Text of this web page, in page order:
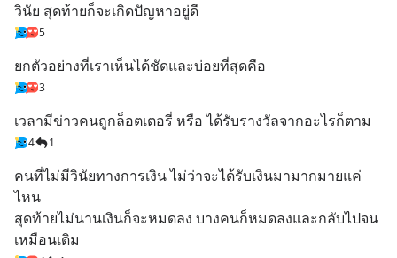
วินัย สุดท้ายก็จะเกิดปัญหาอยู่ดี
5
ยกตัวอย่างที่เราเห็นได้ชัดและบ่อยที่สุดคือ
3
เวลามีข่าวคนถูกล็อตเตอรี่ หรือ ได้รับรางวัลจากอะไรก็ตาม
4 1
คนที่ไม่มีวินัยทางการเงิน ไม่ว่าจะได้รับเงินมามากมายแค่
ไหน
สุดท้ายไม่นานเงินก็จะหมดลง บางคนก็หมดลงและกลับไปจน
เหมือนเดิม